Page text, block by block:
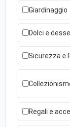
Giardinaggio
Dolci e
Sicurezza e
Regali e